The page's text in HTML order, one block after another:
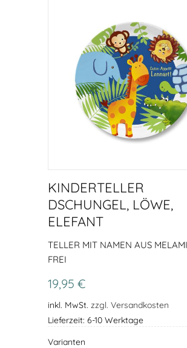
KINDERTELLER
DSCHUNGEL, LÖWE,
ELEFANT
TELLER MIT NAMEN AUS
FREI
19,95 €
inkl. MwSt. zzgl. Versandkosten
Lieferzeit: 6-10 Werktage
Varianten